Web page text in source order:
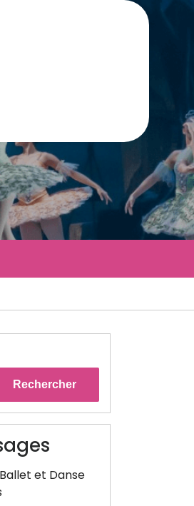
Rechercher
et Danse